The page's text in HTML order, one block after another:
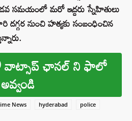
సమయంలో మరో ఇద్దరు స్నేహితులు
దగ్గర నుంచి హత్యకు సంబంధించిన
వాట్సాప్ ఛానల్ ని ఫాలో
అవ్వండి
News hyderabad
police